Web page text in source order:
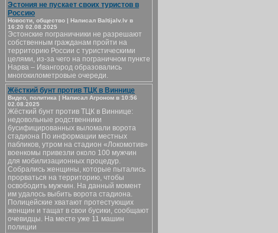
Эстония не пускает своих туристов в
Россию
Новости, общество | Написал Baltijalv.lv в
16:20 02.08.2025
Эстонские пограничники не разрешают
собственным гражданам пройти на
территорию России с туристическими
целями, из-за чего на пограничном пункте
Нарва – Ивангород образовались
многокилометровые очереди.
Жёсткий бунт против ТЦК в Виннице
Видео, политика | Написал Агроном в 10:56
02.08.2025
Жёсткий бунт против ТЦК в Виннице:
недовольные родственники
бусифицированных выломали ворота
стадиона По информации местных
пабликов, утром на стадион «Локомотив»
военкомы привезли около 100 мужчин
для мобилизационных процедур.
Собрались женщины, которые пытались
прорваться на территорию, чтобы
освободить мужчин. На данный момент
им удалось выбить ворота стадиона.
Полицейские хватают протестующих
женщин и тащат в свои бусики, сообщают
очевидцы. На месте уже 11 машин
полиции